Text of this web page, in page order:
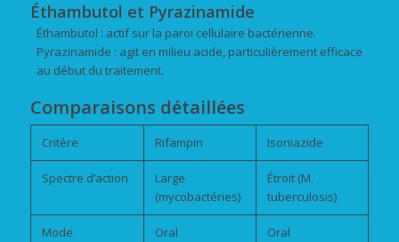
Éthambutol et Pyrazinamide
Éthambutol : actif sur la paroi cellulaire bactérienne.
Pyrazinamide : agit en milieu acide, particulièrement efficace
au début du traitement.
Comparaisons détaillées
Critère Rifampin Isoniazide
Spectre d’action
Large
(mycobactéries)
Étroit (M.
tuberculosis)
Mode
Oral Oral